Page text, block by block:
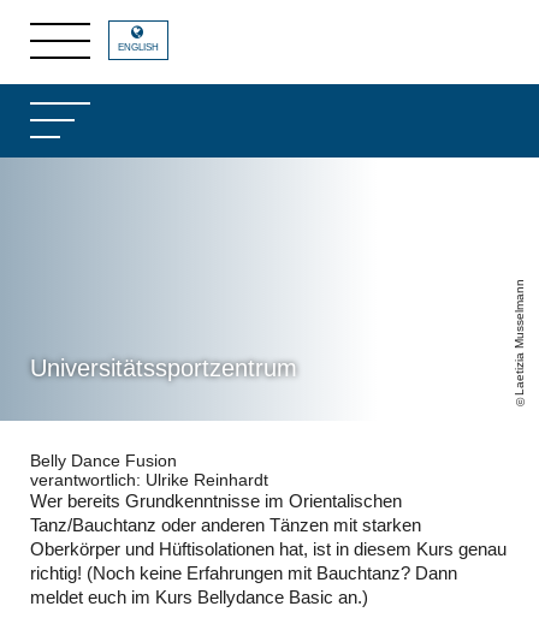
Universitätssportzentrum Laetizia Musselmann
ENGLISH
Belly Dance Fusion
verantwortlich: Ulrike Reinhardt
Wer bereits Grundkenntnisse im Orientalischen
Tanz/Bauchtanz oder anderen Tänzen mit starken
Oberkörper und Hüftisolationen hat, ist in diesem Kurs genau
richtig! (Noch keine Erfahrungen mit Bauchtanz? Dann
meldet euch im Kurs Bellydance Basic an.)